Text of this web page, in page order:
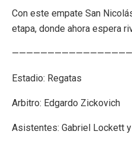
Con este empate San
etapa, donde ahora espera
Estadio: Regatas
Arbitro: Edgardo Zickovich
Asistentes: Gabriel Lockett